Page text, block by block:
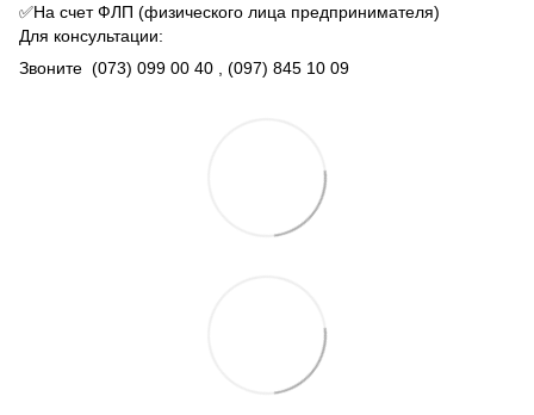
✅На счет ФЛП (физического лица предпринимателя)
Для консультации:
Звоните (073) 099 00 40 , (097) 845 10 09